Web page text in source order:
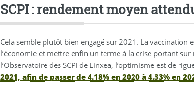
SCPI : rendement moyen
Cela semble plutôt bien engagé sur 2021. La
l’économie et mettre enfin un terme à la crise portant
l’Observatoire des SCPI de Linxea, l’optimisme est de
2021, afin de passer de 4.18% en 2020 à 4.33% en